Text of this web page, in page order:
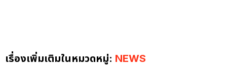
เรื่องเพิ่มเติมในหมวดหมู่: NEWS